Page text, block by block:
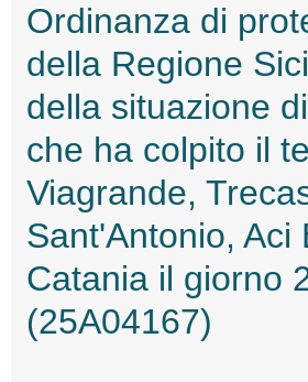
Ordinanza di
della Regione
della situazione
che ha colpito il
Viagrande,
Sant'Antonio, Aci
Catania il giorno
(25A04167)